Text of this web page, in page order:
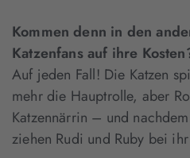
Kommen denn in den
Katzenfans auf ihre
Auf jeden Fall! Die Katzen
mehr die Hauptrolle, aber
Katzennärrin – und
ziehen Rudi und Ruby bei